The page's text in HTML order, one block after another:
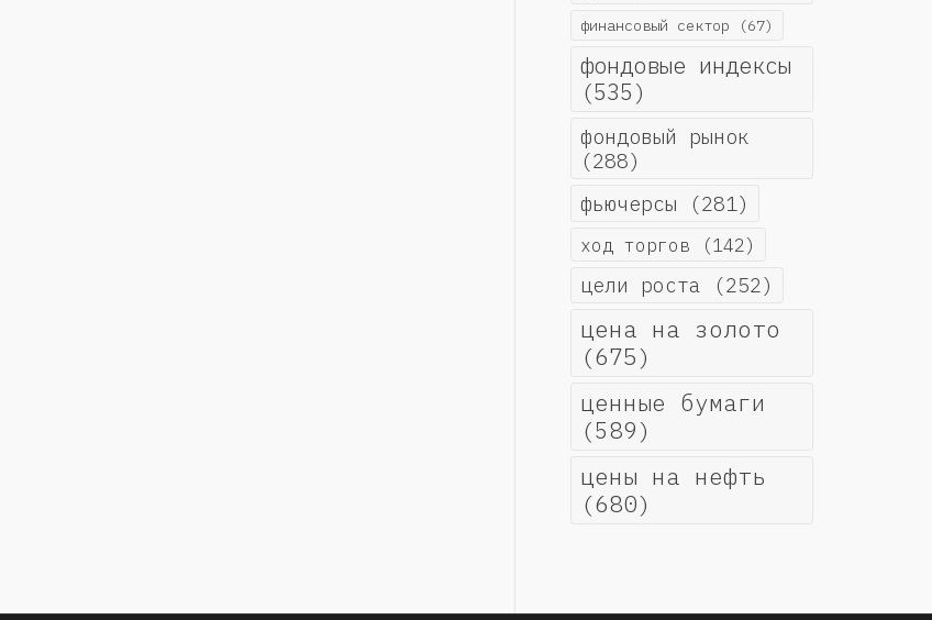
финансовый сектор (67)
фондовые индексы
(535)
фондовый рынок
(288)
фьючерсы (281)
ход торгов (142)
цели роста (252)
цена на золото
(675)
ценные бумаги
(589)
цены на нефть
(680)